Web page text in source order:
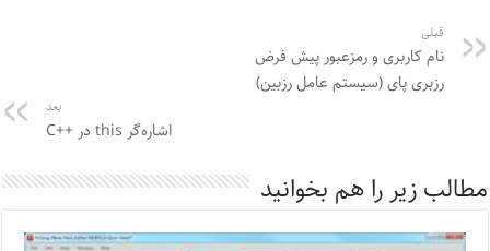
قبلی
نام کاربری و رمزعبور پیش‌ فرض
رزبری پای (سیستم عامل رزبین)
بعد
اشاره‌گر this در ++C
مطالب زیر را هم بخوانید